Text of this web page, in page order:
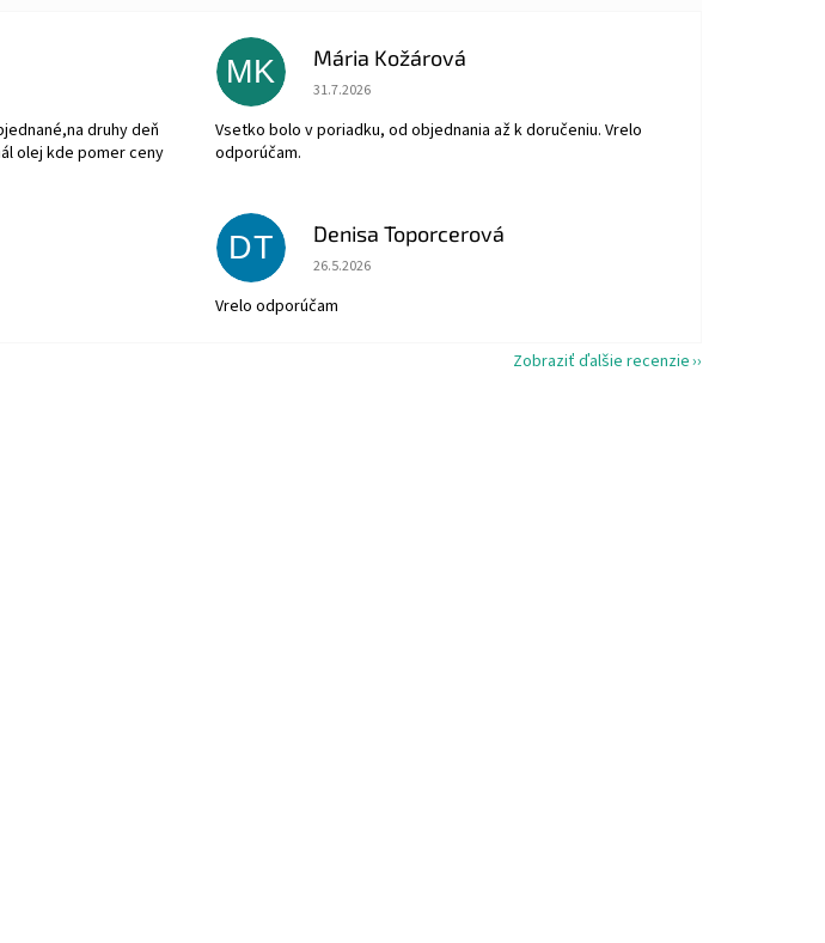
hviezdičiek.
druhy deň
olej kde pomer ceny
MK Mária Kožárová
Hodnotenie obchodu je 5 z 5 hviezdičiek.
31.7.2026
Vsetko bolo v poriadku, od objednania až k doručeniu. Vrelo
odporúčam.
hviezdičiek. DT Denisa Toporcerová
Hodnotenie obchodu je 5 z 5 hviezdičiek.
26.5.2026
Vrelo odporúčam
Zobraziť ďalšie recenzie